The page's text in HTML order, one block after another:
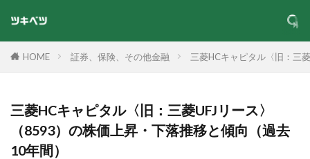
HOME 証券、保険、その他金融 三菱HCキャピタル〈旧：三
三菱HCキャピタル〈旧：三菱UFJリース〉
（8593）の株価上昇・下落推移と傾向（過去
10年間）